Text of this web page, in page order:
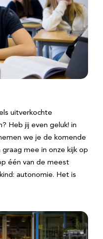
uitverkochte
Heb jij even geluk! in
we je de komende
mee in onze kijk op
één van de meest
autonomie. Het is